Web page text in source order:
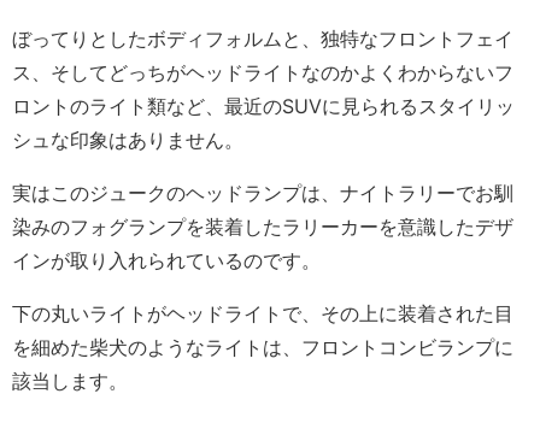
ぼってりとしたボディフォルムと、独特なフロントフェイ
ス、そしてどっちがヘッドライトなのかよくわからないフ
ロントのライト類など、最近のSUVに見られるスタイリッ
シュな印象はありません。
実はこのジュークのヘッドランプは、ナイトラリーでお馴
染みのフォグランプを装着したラリーカーを意識したデザ
インが取り入れられているのです。
下の丸いライトがヘッドライトで、その上に装着された目
を細めた柴犬のようなライトは、フロントコンビランプに
該当します。